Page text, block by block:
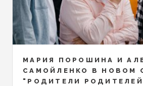
МАРИЯ ПОРОШИНА И
САМОЙЛЕНКО В НОВОМ
"РОДИТЕЛИ